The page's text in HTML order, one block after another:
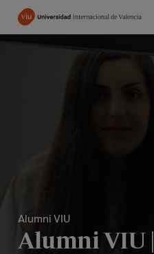
Pasar
Alumni VIU
Alumni VIU